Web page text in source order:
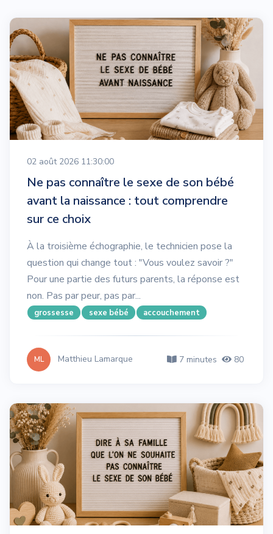
02 août 2026 11:30:00
Ne pas connaître le sexe de son bébé
avant la naissance : tout comprendre
sur ce choix
À la troisième échographie, le technicien pose la
question qui change tout : "Vous voulez savoir ?"
Pour une partie des futurs parents, la réponse est
non. Pas par peur, pas par...
grossesse sexe bébé accouchement
ML Matthieu Lamarque 7 minutes 80